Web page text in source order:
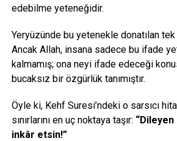
edebilme yeteneğidir.
Yeryüzünde bu yetenekle donatılan tek
Ancak Allah, insana sadece bu ifade
kalmamış; ona neyi ifade edeceği
bucaksız bir özgürlük tanımıştır.
Öyle ki, Kehf Suresi’ndeki o sarsıcı
sınırlarını en uç noktaya taşır:
inkâr etsin!”